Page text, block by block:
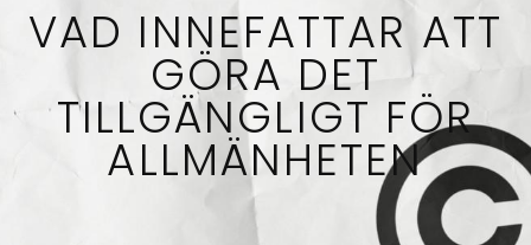
VAD INNEFATTAR ATT
GÖRA DET
TILLGÄNGLIGT FÖR
ALLMÄNHETEN